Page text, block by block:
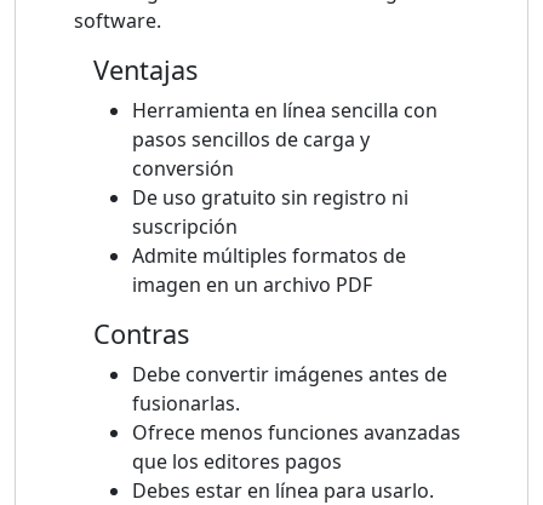
software.
Ventajas
Herramienta en línea sencilla con
pasos sencillos de carga y
conversión
De uso gratuito sin registro ni
suscripción
Admite múltiples formatos de
imagen en un archivo PDF
Contras
Debe convertir imágenes antes de
fusionarlas.
Ofrece menos funciones avanzadas
que los editores pagos
Debes estar en línea para usarlo.